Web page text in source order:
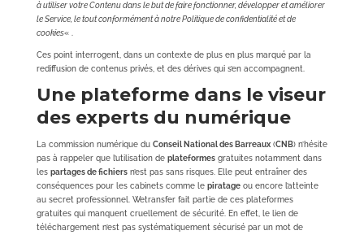
à utiliser votre Contenu dans le but de faire fonctionner, développer et améliorer
le Service, le tout conformément à notre Politique de confidentialité et de
cookies« .
Ces point interrogent, dans un contexte de plus en plus marqué par la
rediffusion de contenus privés, et des dérives qui s’en accompagnent.
Une plateforme dans le viseur
des experts du numérique
La commission numérique du Conseil National des Barreaux(CNB) n’hésite
pas à rappeler que l’utilisation de plateformesgratuites notamment dans
les partages de fichiersn’est pas sans risques. Elle peut entraîner des
conséquences pour les cabinets comme le piratageou encore l’atteinte
au secret professionnel. Wetransfer fait partie de ces plateformes
gratuites qui manquent cruellement de sécurité. En effet, le lien de
téléchargement n’est pas systématiquement sécurisé par un mot de